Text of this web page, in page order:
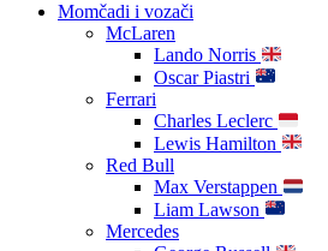
Momčadi i vozači
McLaren
Lando Norris
Oscar Piastri
Ferrari
Charles Leclerc
Lewis Hamilton
Red Bull
Max Verstappen
Liam Lawson
Mercedes